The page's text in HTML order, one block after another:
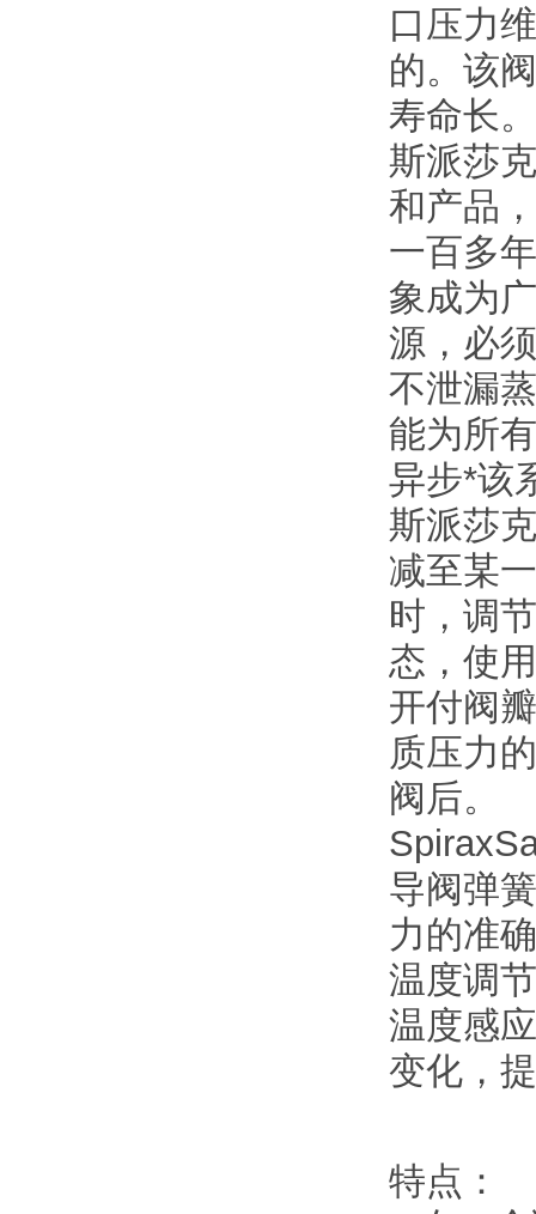
口压力
的。该
寿命长。
斯派莎
和产品
一百多
象成为
源，必
不泄漏
能为所
异步*该
斯派莎
减至某
时，调
态，使
开付阀
质压力
阀后。
导阀弹
力的准
温度调
温度感
变化，
特点：